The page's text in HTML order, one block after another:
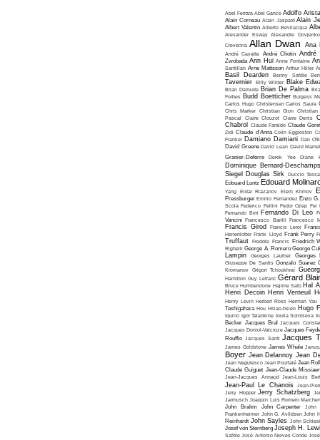
Abel Ferrara Abel Gance Adolfo
Alain Corneau Alain Jaspard Alain
Albert Valentin Alberto Bevilacqua
Alexander Esway Alexandre Dovjenko
Crevenna Allan Dwan Ana
André Cayatte André Chotin André
Zwobada Ann Hui Anne Fontaine
Santillan Arne Mattsson Arthur Hiller
Basil Dearden Benny Safdie
Tavernier Billy Wilder Blake
Brian Damude Brian De Palma
Forbes Budd Boetticher Burgess
Carlos Hugo Christensen Carlos Saura
Chris Marker Christian Gion Christian
Pascal
Claire Clouzot Claire Denis
Chabrol
Claude Faraldo Claude
Zidi Claude d'Anna Colin Eggleston
Frankel Damiano Damiani Dan
David Greene David Lean David
Granier-Deferre
Derek Yee Diane
Dominique Bernard-
Siegel
Douglas Sirk Duccio
Edouard Luntz Edouard
Yang Eldar Riazanov Elem Klimov
Pressburger Emilio Fernandez Enzo
Scola Federico Fellini Fedor Ozep Fei
Fernando Birri Fernando Di Leo
Vancini Francesco Barilli Francesco
Francis Girod Francis Leroi
Henenlotter Frank Lloyd Frank Perry
Truffaut Freddie Francis Friedrich
Righelli George A. Romero George
Lampin Georges Lautner
Georges
Giuseppe De Santis Gonzalo Suarez
Kromanov Grigori Tchoukhraï
Hamilton Guy Lefranc Gérard
Bruce Humberstone Hajime Sato Hal
Henri Decoin Henri Verneuil
Henry Levin Herbert Ross Herman Yau
Teshigahara Hou Hsiao-hsien Hugo
Iquino Igor Talankine Ioulia Solntseva
Becker Jacques Bral Jacques
Jacques Doniol-Valcroze Jacques
Rouffio Jacques Santi Jacques
James Goldstone James Whale
Boyer Jean Delannoy Jean
Jean Negulesco Jean Pourtalé Jean
Claude Guiguet Jean-Claude
Jean-Jacques Annaud Jean-Louis
Jean-Paul Le Chanois
Jean-
Jerry Hopper Jerry Schatzberg
Jarmusch Joaquin Luis Romero
John Brahm
John Carpenter
John
Frankenheimer John G. Avildsen John
Reinhardt John Sayles John
Josef von Sternberg Joseph H.
Safdie José Antonio Nieves Conde